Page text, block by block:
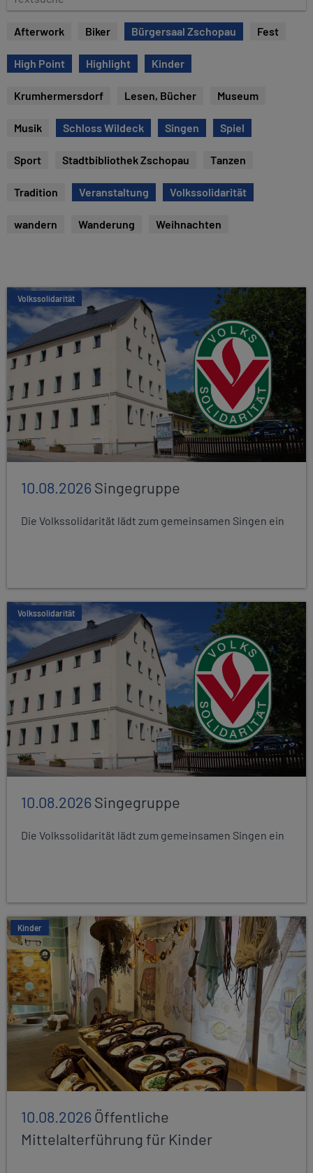
e
s
u
Afterwork Biker Bürgersaal Zschopau Fest
High Point Highlight Kinder
Krumhermersdorf Lesen, Bücher Museum
Musik Schloss Wildeck Singen Spiel
Sport Stadtbibliothek Zschopau Tanzen
Tradition Veranstaltung Volkssolidarität
wandern Wanderung Weihnachten
Volkssolidarität
10.08.2026Singegruppe
Die Volkssolidarität lädt zum gemeinsamen Singen ein
Volkssolidarität
10.08.2026Singegruppe
Die Volkssolidarität lädt zum gemeinsamen Singen ein
Kinder
10.08.2026Öffentliche
Mittelalterführung für Kinder